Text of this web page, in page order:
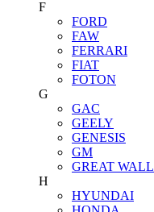
F
FORD
FAW
FERRARI
FIAT
FOTON
G
GAC
GEELY
GENESIS
GM
GREAT WALL
H
HYUNDAI